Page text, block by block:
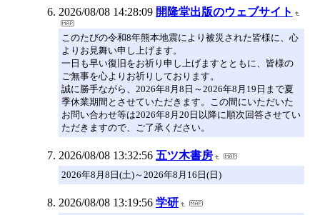
2026/08/08 14:28:09 開隆堂出版のウェブサイト
このたびの令和8年熊本地震により被災された皆様に、心
よりお見舞い申し上げます。
一日も早い復旧をお祈り申し上げますとともに、皆様の
ご無事を心よりお祈りしております。
誠に勝手ながら、2026年8月8日～2026年8月19日まで夏
季休業期間とさせていただきます。この間にいただいた
お問い合わせ等は2026年8月20日以降に順次回答させてい
ただきますので、ご了承ください。
2026/08/08 13:32:56 五ツ木書房
2026年8月8日(土)～2026年8月16日(日)
2026/08/08 13:19:56 学研